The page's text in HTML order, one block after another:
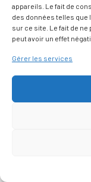
appareils. Le fait de
des données telles que
sur ce site. Le fait de
peut avoir un effet
Gérer les services